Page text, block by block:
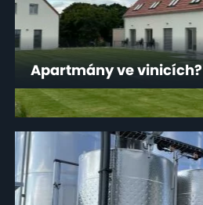
Apartmány ve vinicích?